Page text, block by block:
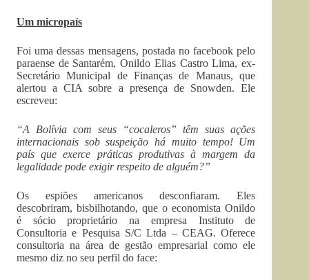
Um micropaís
Foi uma dessas mensagens, postada no facebook pelo
paraense de Santarém, Onildo Elias Castro Lima, ex-
Secretário Municipal de Finanças de Manaus, que
alertou a CIA sobre a presença de Snowden. Ele
escreveu:
“A Bolívia com seus “cocaleros” têm suas ações
internacionais sob suspeição há muito tempo! Um
país que exerce práticas produtivas à margem da
legalidade pode exigir respeito de alguém?”
Os espiões americanos desconfiaram. Eles
descobriram, bisbilhotando, que o economista Onildo
é sócio proprietário na empresa Instituto de
Consultoria e Pesquisa S/C Ltda – CEAG. Oferece
consultoria na área de gestão empresarial como ele
mesmo diz no seu perfil do face: